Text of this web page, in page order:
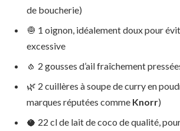
de boucherie)
🧅 1 oignon, idéalement doux pour
excessive
🧄 2 gousses d’ail fraîchement
🌿 2 cuillères à soupe de curry en
marques réputées comme Knorr)
🥥 22 cl de lait de coco de qualité,